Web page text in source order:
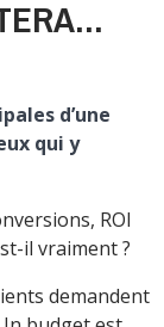
d’une
qui y
ROI
il vraiment ?
demandent